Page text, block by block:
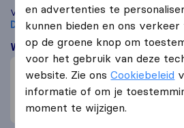
Vergelijk Van Diesel Movers met
Den Haag
Wat klanten zeggen
Prijs (1)
Flexibel (1)
Vriendelijk (1)
en advertenties te
kunnen bieden en ons verkeer
op de groene knop om
voor het gebruik van deze
website. Zie onsCookiebeleid
informatie of om je
moment te wijzigen.